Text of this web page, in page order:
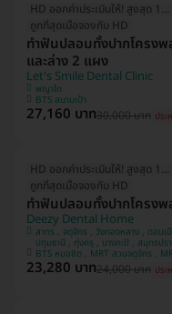
HD ออกค่าประเมินให้! สูงสุด 1500 บ.
ถูกที่สุดเมื่อจองกับ HD
ทำฟันปลอมทั้งปากโครง
และล่าง 2 แผง
Let's Smile Dental Clinic
พญาไท
BTS สนามเป้า
27,160 บาท30,000 บาท ปร
HD ออกค่าประเมินให้! สูงสุด 1500 บ.
ถูกที่สุดเมื่อจองกับ HD
ทำฟันปลอมทั้งปากโครง
Deezy Dental Home
สาทร , จตุจักร , วังทองหลาง , ดอนเมือง , นนทบุรี , บางแค , ห้วยขวาง ,
ปทุมธานี , ทุ่งครุ , บางกะปิ , สมุทรปราการ , บางขุนเทียน , อุดรธานี , มีนบุรี ,
ขอนแก่น , อุบลราชธานี , บางรัก
23,280 บาท24,000 บาท ปร